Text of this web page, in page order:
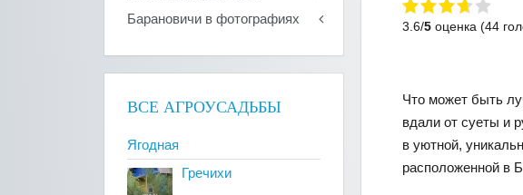
3.6/5 оценка (44
Что может быть
вдали от суеты и
в уютной,
расположенной в
Барановичи в фотографиях
ВСЕ АГРОУСАДЬБЫ
Ягодная
Гречихи